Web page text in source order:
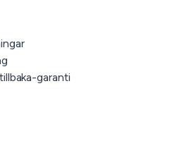
garanti